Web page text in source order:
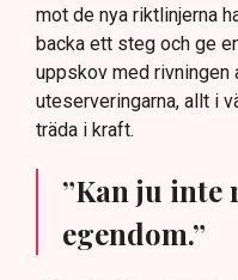
mot de nya riktlinjerna
backa ett steg och ge
uppskov med rivningen
uteserveringarna, allt i
träda i kraft.
”Kan ju inte
egendom.”